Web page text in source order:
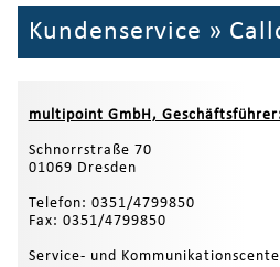
Kundenservice »
multipoint GmbH,
Schnorrstraße 70
01069 Dresden
Telefon: 0351/4799850
Fax: 0351/4799850
Service- und